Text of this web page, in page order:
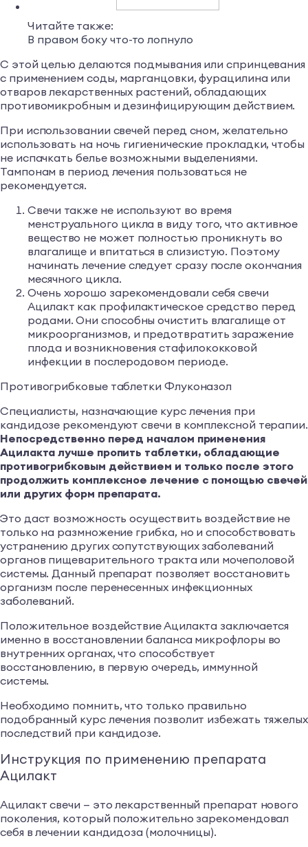
Читайте также:
В правом боку что-то лопнуло
С этой целью делаются подмывания или спринцевания
с применением соды, марганцовки, фурацилина или
отваров лекарственных растений, обладающих
противомикробным и дезинфицирующим действием.
При использовании свечей перед сном, желательно
использовать на ночь гигиенические прокладки, чтобы
не испачкать белье возможными выделениями.
Тампонам в период лечения пользоваться не
рекомендуется.
Свечи также не используют во время
менструального цикла в виду того, что активное
вещество не может полностью проникнуть во
влагалище и впитаться в слизистую. Поэтому
начинать лечение следует сразу после окончания
месячного цикла.
Очень хорошо зарекомендовали себя свечи
Ацилакт как профилактическое средство перед
родами. Они способны очистить влагалище от
микроорганизмов, и предотвратить заражение
плода и возникновения стафилококковой
инфекции в послеродовом периоде.
Противогрибковые таблетки Флуконазол
Специалисты, назначающие курс лечения при
кандидозе рекомендуют свечи в комплексной терапии.
Непосредственно перед началом применения
Ацилакта лучше пропить таблетки, обладающие
противогрибковым действием и только после этого
продолжить комплексное лечение с помощью свечей
или других форм препарата.
Это даст возможность осуществить воздействие не
только на размножение грибка, но и способствовать
устранению других сопутствующих заболеваний
органов пищеварительного тракта или мочеполовой
системы. Данный препарат позволяет восстановить
организм после перенесенных инфекционных
заболеваний.
Положительное воздействие Ацилакта заключается
именно в восстановлении баланса микрофлоры во
внутренних органах, что способствует
восстановлению, в первую очередь, иммунной
системы.
Необходимо помнить, что только правильно
подобранный курс лечения позволит избежать тяжелых
последствий при кандидозе.
Инструкция по применению препарата
Ацилакт
Ацилакт свечи — это лекарственный препарат нового
поколения, который положительно зарекомендовал
себя в лечении кандидоза (молочницы).